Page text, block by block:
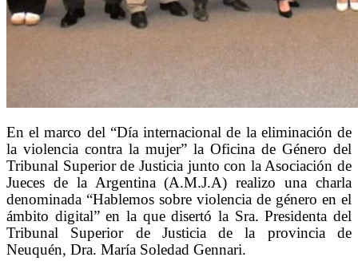
En el marco del “Día internacional de la eliminación de
la violencia contra la mujer” la Oficina de Género del
Tribunal Superior de Justicia junto con la Asociación de
Jueces de la Argentina (A.M.J.A) realizo una charla
denominada “Hablemos sobre violencia de género en el
ámbito digital” en la que disertó la Sra. Presidenta del
Tribunal Superior de Justicia de la provincia de
Neuquén, Dra. María Soledad Gennari.